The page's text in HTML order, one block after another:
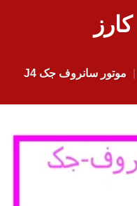
موتور سانروف جک J4